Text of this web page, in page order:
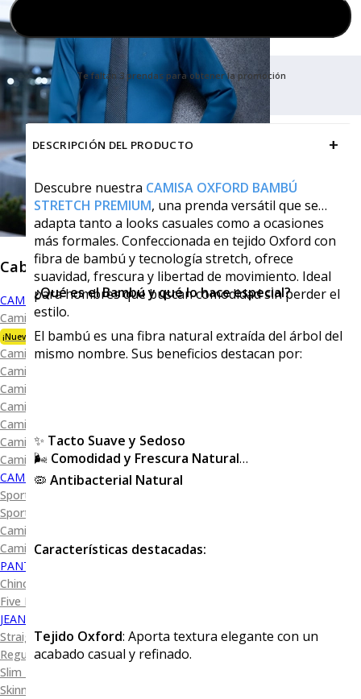
Caballero
CAMISAS
Camisa Premium Bambú
¡Nueva Colección!
Camisa Blanca
Camisa Performance
Camisa Piqué
Camisa Oxford
Camisa Lisa y Textura
Camisa Diseño
Camisa Cuadro y Raya
CAMISA SPORT
Sport Lisas
Sport Diseño
Camiseta Lisa
Camiseta Diseño
PANTALÓN CASUAL
Chino
Five Pocket
JEANS
Straight Fit
Regular Fit
Slim Fit
Skinny Fit
Te faltan 3 prendas para obtener la promoción
DESCRIPCIÓN DEL PRODUCTO +
Descubre nuestra CAMISA OXFORD BAMBÚ
STRETCH PREMIUM, una prenda versátil que se
adapta tanto a looks casuales como a ocasiones
más formales. Confeccionada en tejido Oxford con
fibra de bambú y tecnología stretch, ofrece
suavidad, frescura y libertad de movimiento. Ideal
para hombres que buscan comodidad sin perder el
estilo.
¿Qué es el Bambú y qué lo hace especial?
El bambú es una fibra natural extraída del árbol del
mismo nombre. Sus beneficios destacan por:
✨ Tacto Suave y Sedoso
🌬️ Comodidad y Frescura Natural
🦠 Antibacterial Natural
Características destacadas:
Tejido Oxford: Aporta textura elegante con un
acabado casual y refinado.